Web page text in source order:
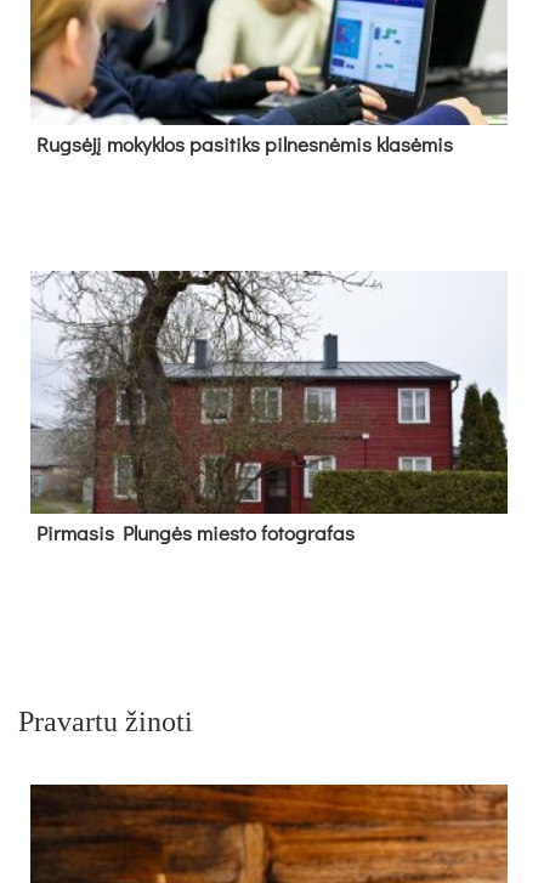
Rug­sė­jį mo­kyk­los pa­si­tiks pil­nes­nė­mis kla­sė­mis
Pir­ma­sis Plun­gės mies­to fo­tog­ra­fas
Pravartu žinoti